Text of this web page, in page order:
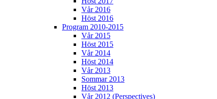
Vår 2016
Höst 2016
Program 2010-2015
Vår 2015
Höst 2015
Vår 2014
Höst 2014
Vår 2013
Sommar 2013
Höst 2013
Vår 2012 (Perspectives)